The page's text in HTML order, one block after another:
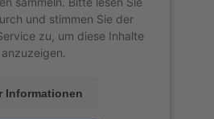
und stimmen Sie der
zu, um diese Inhalte
anzuzeigen.
Informationen